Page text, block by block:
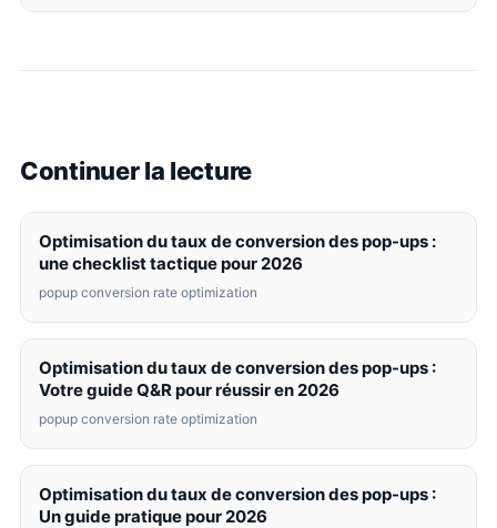
Continuer la lecture
Optimisation du taux de conversion des pop-ups :
une checklist tactique pour 2026
popup conversion rate optimization
Optimisation du taux de conversion des pop-ups :
Votre guide Q&R pour réussir en 2026
popup conversion rate optimization
Optimisation du taux de conversion des pop-ups :
Un guide pratique pour 2026